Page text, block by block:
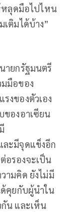
หลุดมือไปไหน
เติมได้บ้าง”
ายกรัฐมนตรี
มือของ
งของตัวเอง
ของอาเซียน
ละมีจุดแข็งอีก
อรองจะเป็น
ามคิด ยังไม่มี
ด้คุยกับผู้นำใน
กัน และเห็น